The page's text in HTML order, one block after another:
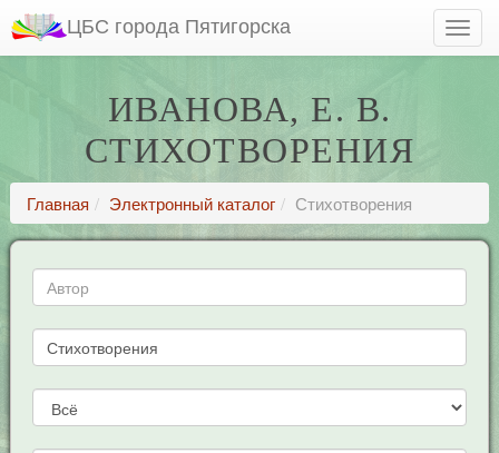
ЦБС города Пятигорска
ИВАНОВА, Е. В.
СТИХОТВОРЕНИЯ
Главная Электронный каталог Стихотворения